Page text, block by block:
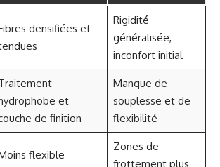
densifiées et
Rigidité
généralisée,
inconfort initial
et
de finition
Manque de
souplesse et de
flexibilité
flexible
Zones de
frottement plus